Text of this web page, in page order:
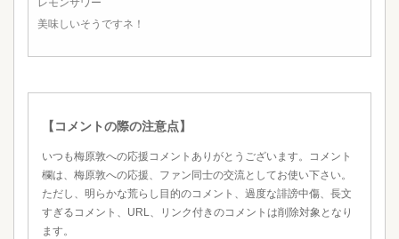
レモンサワー
美味しいそうですネ！
【コメントの際の注意点】
いつも梅原敦への応援コメントありがとうございます。コメント
欄は、梅原敦への応援、ファン同士の交流としてお使い下さい。
ただし、明らかな荒らし目的のコメント、過度な誹謗中傷、長文
すぎるコメント、URL、リンク付きのコメントは削除対象となり
ます。